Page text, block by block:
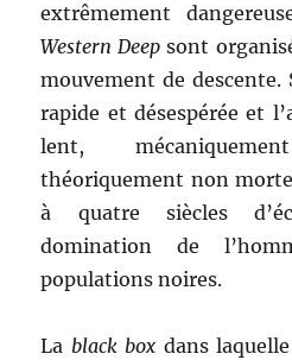
extrêmement
Western Deepsont
mouvement de descente.
rapide et désespérée et
lent,
théoriquement non
à quatre siècles
domination de
populations noires.
La black box dans